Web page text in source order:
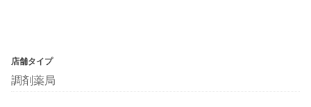
店舗タイプ
調剤薬局